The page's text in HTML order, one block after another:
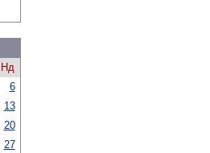
Нд
6
13
20
27